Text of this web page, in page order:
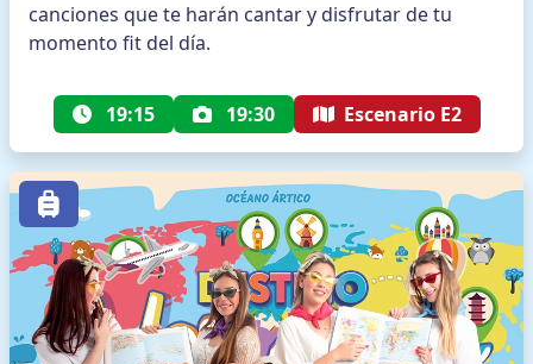
canciones que te harán cantar y disfrutar de tu
momento fit del día.
19:15 19:30 Escenario E2